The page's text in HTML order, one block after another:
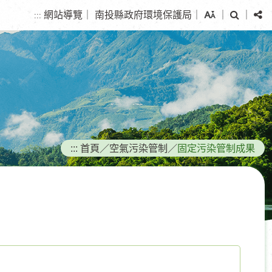
::: 網站導覽 南投縣政府環境保護局
尋
分
享
::: 首頁 ／空氣污染管制 ／固定污染管制成果